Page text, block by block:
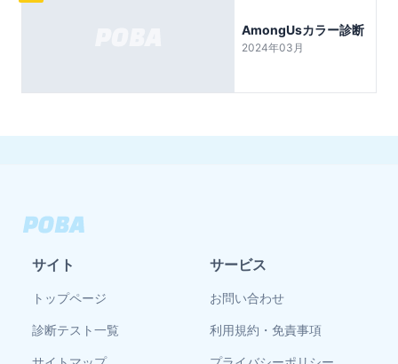
AmongUsカラー診断
2024年03月
サイト
トップページ
診断テスト一覧
サービス
お問い合わせ
利用規約・免責事項